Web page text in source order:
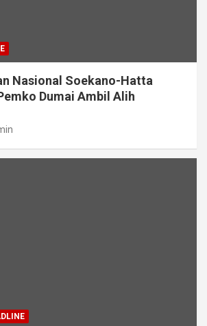
Nasional Soekano-Hatta
Dumai Ambil Alih